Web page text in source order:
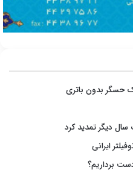
حسگر بدون باتری
برداریم؟